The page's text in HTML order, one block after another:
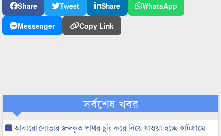
Share Tweet Share
WhatsApp
Messenger
Copy Link
সর্বশেষ খবর
আবারো লোভার জব্দকৃত পাথর চুরি করে নিয়ে যাওয়া হচ্ছে আটগ্রামে